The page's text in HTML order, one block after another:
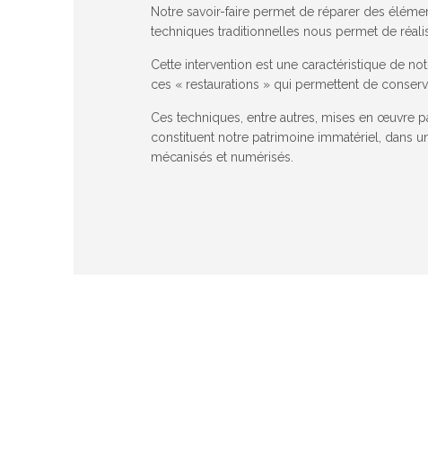
Notre savoir-faire permet de réparer des
techniques traditionnelles nous permet de
Cette intervention est une caractéristique de
ces « restaurations » qui permettent de
Ces techniques, entre autres, mises en œuvre
constituent notre patrimoine immatériel, dans
mécanisés et numérisés.